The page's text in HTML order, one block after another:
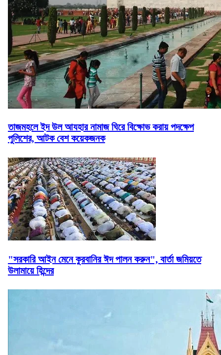
তাজমহলে ইদ উল আযহার নামাজ ঘিরে বিক্ষোভ করায় পদক্ষেপ
পুলিশের, আটক বেশ কয়েকজনক
"সরকারি আইন মেনে কুরবানির ঈদ পালন করুন", বার্তা জমিয়তে
উলামায়ে হিন্দের